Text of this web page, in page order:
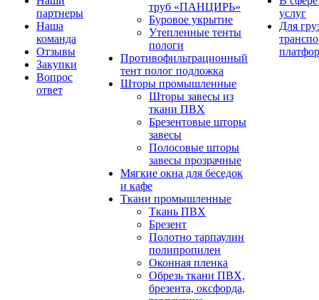
партнеры
Наша
команда
Отзывы
Закупки
Вопрос
ответ
труб «ПАНЦИРЬ»
Буровое укрытие
Утепленные тенты
пологи
Противофильтрационный
тент полог подложка
Шторы промышленные
Шторы завесы из
ткани ПВХ
Брезентовые шторы
завесы
Полосовые шторы
завесы прозрачные
Мягкие окна для беседок
и кафе
Ткани промышленные
Ткань ПВХ
Брезент
Полотно тарпаулин
полипропилен
Оконная пленка
Обрезь ткани ПВХ,
брезента, оксфорда,
услуг
Для